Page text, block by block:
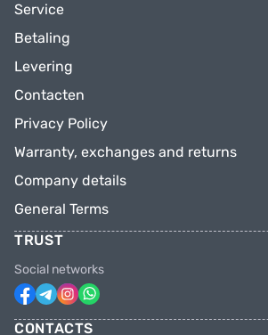
Service
Betaling
Levering
Contacten
Privacy Policy
Warranty, exchanges and returns
Company details
General Terms
TRUST
Social networks
CONTACTS